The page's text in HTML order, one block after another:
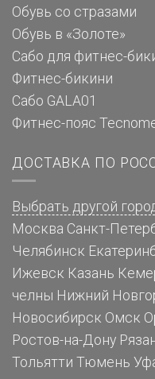
Обувь со стразами
Обувь в «Золоте»
Сабо для фитнес-
Фитнес-бикини
Сабо GALA01
Фитнес-пояс
ДОСТАВКА ПО
Выбрать другой
Москва Санкт-
Челябинск
Ижевск Казань
челны Нижний
Новосибирск Омск
Ростов-на-Дону
Тольятти Тюмень